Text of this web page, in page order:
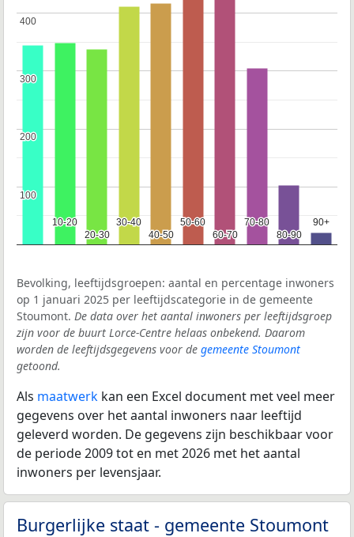
10-20
10-20
20-30
20-30
30-40
30-40
40-50
40-50
50-60
50-60
60-70
60-70
70-80
70-80
80-90
80-90
90+
90+
100
100
200
200
300
300
400
400
Bevolking, leeftijdsgroepen: aantal en percentage inwoners
op 1 januari 2025 per leeftijdscategorie in de gemeente
Stoumont. De data over het aantal inwoners per leeftijdsgroep
zijn voor de buurt Lorce-Centre helaas onbekend. Daarom
worden de leeftijdsgegevens voor de gemeente Stoumont
getoond.
Als maatwerk kan een Excel document met veel meer
gegevens over het aantal inwoners naar leeftijd
geleverd worden. De gegevens zijn beschikbaar voor
de periode 2009 tot en met 2026 met het aantal
inwoners per levensjaar.
Burgerlijke staat - gemeente Stoumont